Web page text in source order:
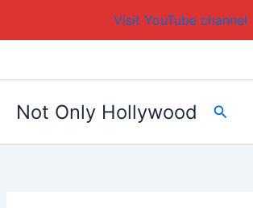
Visit YouTube channel
Not Only Hollywood Search